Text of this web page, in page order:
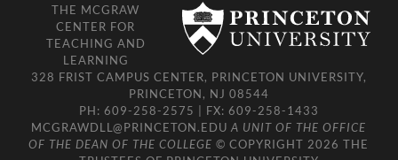
THE MCGRAW
CENTER FOR
TEACHING AND
LEARNING
328 FRIST CAMPUS CENTER, PRINCETON UNIVERSITY,
PRINCETON, NJ 08544
PH: 609-258-2575 | FX: 609-258-1433
MCGRAWDLL@PRINCETON.EDU A UNIT OF THEOFFICE
OF THE DEAN OF THE COLLEGE © COPYRIGHT 2026 THE